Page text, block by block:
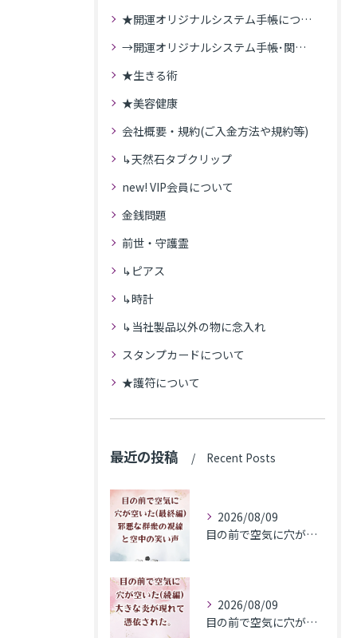
★開運オリジナルシステム手帳について
→開運オリジナルシステム手帳･関連記事
★生きる術
★美容健康
会社概要・規約(ご入金方法や規約等)
↳天然石タブクリップ
new! VIP会員について
金銭問題
前世・守護霊
↳ピアス
↳時計
↳当社製品以外の物に念入れ
スタンプカードについて
★護符について
最近の投稿 Recent Posts
2026/08/09
目の前で空気に穴が空いた(最終編)邪悪な群衆の視線と空中の笑い声
2026/08/09
目の前で空気に穴が空いた(続編)大きな炎が現れて憑依された。